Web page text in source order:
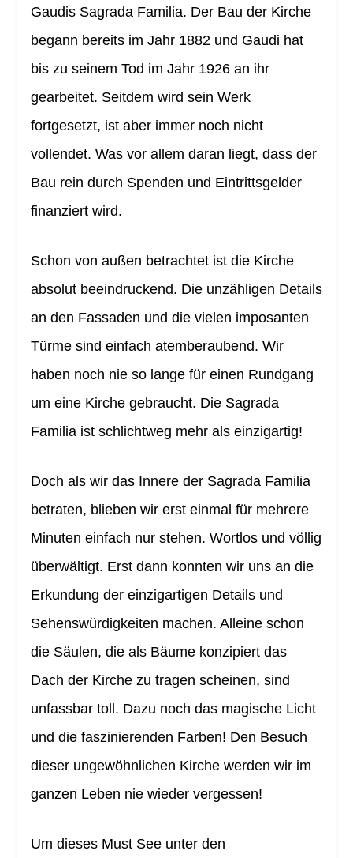
Gaudis Sagrada Familia. Der Bau der Kirche
begann bereits im Jahr 1882 und Gaudi hat
bis zu seinem Tod im Jahr 1926 an ihr
gearbeitet. Seitdem wird sein Werk
fortgesetzt, ist aber immer noch nicht
vollendet. Was vor allem daran liegt, dass der
Bau rein durch Spenden und Eintrittsgelder
finanziert wird.
Schon von außen betrachtet ist die Kirche
absolut beeindruckend. Die unzähligen Details
an den Fassaden und die vielen imposanten
Türme sind einfach atemberaubend. Wir
haben noch nie so lange für einen Rundgang
um eine Kirche gebraucht. Die Sagrada
Familia ist schlichtweg mehr als einzigartig!
Doch als wir das Innere der Sagrada Familia
betraten, blieben wir erst einmal für mehrere
Minuten einfach nur stehen. Wortlos und völlig
überwältigt. Erst dann konnten wir uns an die
Erkundung der einzigartigen Details und
Sehenswürdigkeiten machen. Alleine schon
die Säulen, die als Bäume konzipiert das
Dach der Kirche zu tragen scheinen, sind
unfassbar toll. Dazu noch das magische Licht
und die faszinierenden Farben! Den Besuch
dieser ungewöhnlichen Kirche werden wir im
ganzen Leben nie wieder vergessen!
Um dieses Must See unter den